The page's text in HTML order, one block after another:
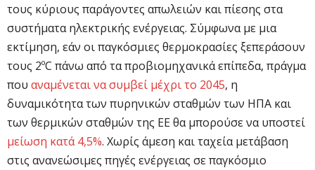
τους κύριους παράγοντες απωλειών και πίεσης στα
συστήματα ηλεκτρικής ενέργειας. Σύμφωνα με μια
εκτίμηση, εάν οι παγκόσμιες θερμοκρασίες ξεπεράσουν
τους 2ºC πάνω από τα προβιομηχανικά επίπεδα, πράγμα
που αναμένεται να συμβεί μέχρι το 2045, η
δυναμικότητα των πυρηνικών σταθμών των ΗΠΑ και
των θερμικών σταθμών της ΕΕ θα μπορούσε να υποστεί
μείωση κατά 4,5%. Χωρίς άμεση και ταχεία μετάβαση
στις ανανεώσιμες πηγές ενέργειας σε παγκόσμιο